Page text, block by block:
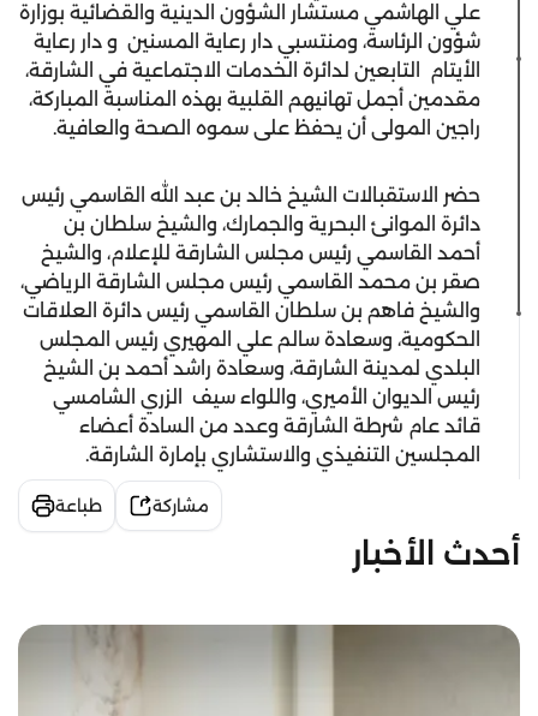
علي الهاشمي مستشار الشؤون الدينية والقضائية بوزارة
شؤون الرئاسة، ومنتسبي دار رعاية المسنين و دار رعاية
الأيتام التابعين لدائرة الخدمات الاجتماعية في الشارقة،
مقدمين أجمل تهانيهم القلبية بهذه المناسبة المباركة،
راجين المولى أن يحفظ على سموه الصحة والعافية.
حضر الاستقبالات الشيخ خالد بن عبد الله القاسمي رئيس
دائرة الموانئ البحرية والجمارك، والشيخ سلطان بن
أحمد القاسمي رئيس مجلس الشارقة للإعلام، والشيخ
صقر بن محمد القاسمي رئيس مجلس الشارقة الرياضي،
والشيخ فاهم بن سلطان القاسمي رئيس دائرة العلاقات
الحكومية، وسعادة سالم علي المهيري رئيس المجلس
البلدي لمدينة الشارقة، وسعادة راشد أحمد بن الشيخ
رئيس الديوان الأميري، واللواء سيف الزري الشامسي
قائد عام شرطة الشارقة وعدد من السادة أعضاء
المجلسين التنفيذي والاستشاري بإمارة الشارقة.
مشاركة طباعة
أحدث الأخبار